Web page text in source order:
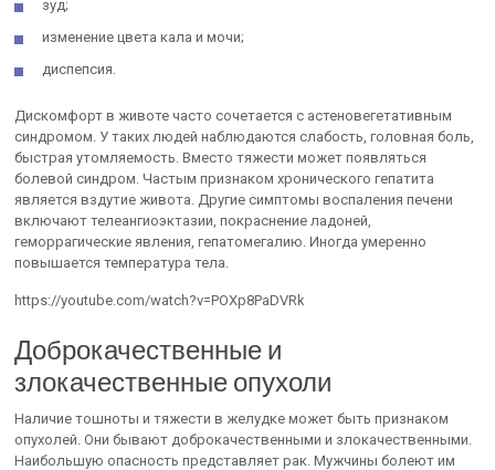
зуд;
изменение цвета кала и мочи;
диспепсия.
Дискомфорт в животе часто сочетается с астеновегетативным
синдромом. У таких людей наблюдаются слабость, головная боль,
быстрая утомляемость. Вместо тяжести может появляться
болевой синдром. Частым признаком хронического гепатита
является вздутие живота. Другие симптомы воспаления печени
включают телеангиоэктазии, покраснение ладоней,
геморрагические явления, гепатомегалию. Иногда умеренно
повышается температура тела.
https://youtube.com/watch?v=POXp8PaDVRk
Доброкачественные и
злокачественные опухоли
Наличие тошноты и тяжести в желудке может быть признаком
опухолей. Они бывают доброкачественными и злокачественными.
Наибольшую опасность представляет рак. Мужчины болеют им